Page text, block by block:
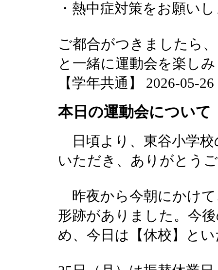
・熱中症対策をお願い
ご都合がつきましたら
と一緒に運動会を楽し
【学年共通】 2026-05-
本日の運動会について
日頃より、東谷小学校
いただき、ありがとう
昨夜から今朝にかけて
形跡がありました。今
め、今日は【休校】と